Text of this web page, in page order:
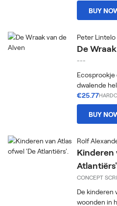
BUY
Peter Lintelo
De
---
Ecosprookje
dwalende
€25.77
BUY
Rolf
Kinderen
CONCEPT
De kinderen
woonden in